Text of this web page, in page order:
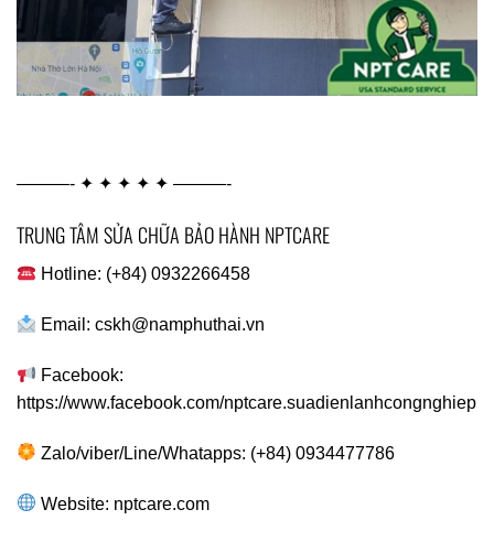
———- ✦ ✦ ✦ ✦ ✦ ———-
TRUNG TÂM SỬA CHỮA BẢO HÀNH NPTCARE
Hotline: (+84) 0932266458
Email:cskh@namphuthai.vn
Facebook:
https://www.facebook.com/nptcare.suadienlanhcongnghiep
Zalo/viber/Line/Whatapps: (+84) 0934477786
Website: nptcare.com